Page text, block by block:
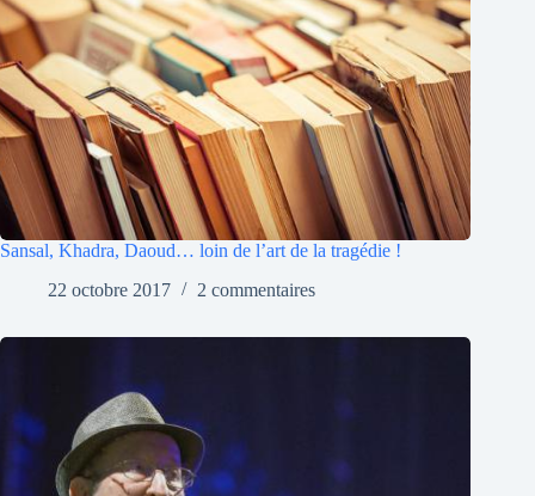
Sansal, Khadra, Daoud… loin de l’art de la tragédie !
22 octobre 2017
2 commentaires